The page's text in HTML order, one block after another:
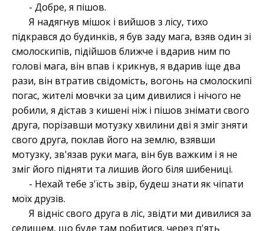
- Добре, я пішов.
Я надягнув мішок і вийшов з лісу, тихо
підкрався до будинків, я був заду мага, взяв один зі
смолоскипів, підійшов ближче і вдарив ним по
голові мага, він впав і крикнув, я вдарив іще два
рази, він втратив свідомість, вогонь на смолоскипі
погас, жителі мовчки за цим дивилися і нічого не
робили, я дістав з кишені ніж і пішов знімати свого
друга, порізавши мотузку хвилини дві я зміг зняти
свого друга, поклав його на землю, взявши
мотузку, зв'язав руки мага, він був важким і я не
зміг його підняти та лишив його біля шибениці.
- Нехай тебе з'їсть звір, будеш знати як чіпати
моїх друзів.
Я відніс свого друга в ліс, звідти ми дивилися за
селищем, що буде там робитися, через п'ять